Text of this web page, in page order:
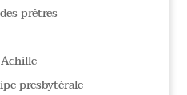
prêtres
presbytérale